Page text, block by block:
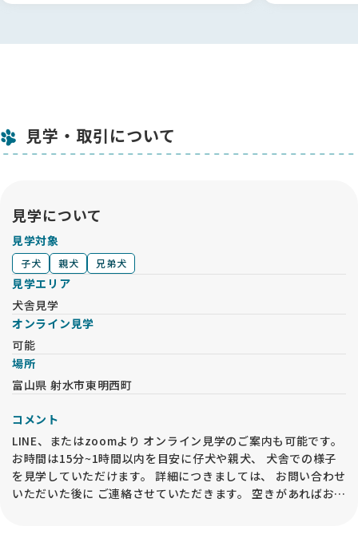
見学・取引について
見学について
見学対象
子犬 親犬 兄弟犬
見学エリア
犬舎見学
オンライン見学
可能
場所
富山県 射水市東明西町
コメント
LINE、またはzoomより オンライン見学のご案内も可能です。
お時間は15分~1時間以内を目安に仔犬や親犬、 犬舎での様子
を見学していただけます。 詳細につきましては、 お問い合わせ
いただいた後に ご連絡させていただきます。 空きがあればお問